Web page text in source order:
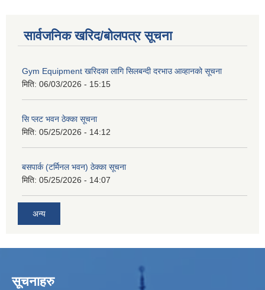
सार्वजनिक खरिद/बोलपत्र सूचना
Gym Equipment खरिदका लागि सिलबन्दी दरभाउ आव्हानको सूचना
मिति: 06/03/2026 - 15:15
सि प्लट भवन ठेक्का सूचना
मिति: 05/25/2026 - 14:12
बसपार्क (टर्मिनल भवन) ठेक्का सूचना
मिति: 05/25/2026 - 14:07
अन्य
सूचनाहरु